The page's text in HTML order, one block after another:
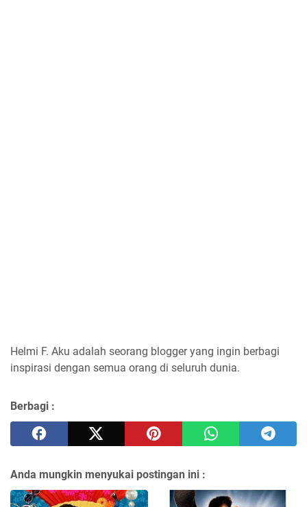
Helmi F. Aku adalah seorang blogger yang ingin berbagi
inspirasi dengan semua orang di seluruh dunia.
Berbagi :
Anda mungkin menyukai postingan ini :